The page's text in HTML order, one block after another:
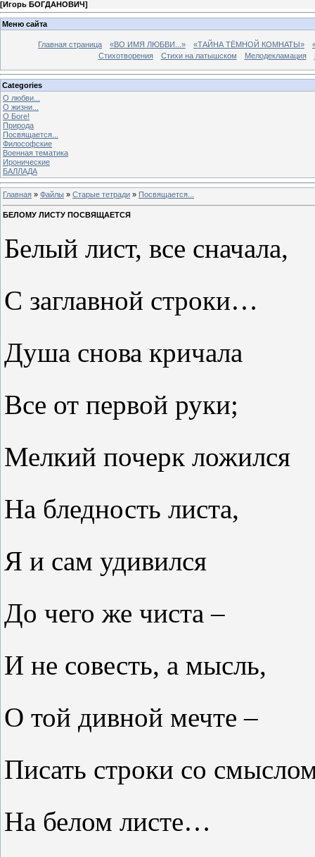
[Игорь БОГДАНОВИЧ]
Меню сайта
Главная страница «ВО ИМЯ ЛЮБВИ...» «ТАЙНА ТЁМНОЙ КОМНАТЫ»
Стихотворения
Стихи на латышском Мелодекламация
Categories
О любви...
О жизни...
О Боге!
Природа
Посвящается...
Философские
Военная тематика
Иронические
БАЛЛАДА
Главная » Файлы » Старые тетради » Посвящается...
БЕЛОМУ ЛИСТУ ПОСВЯЩАЕТСЯ
Белый лист, все сначала,
С заглавной строки…
Душа снова кричала
Все от первой руки;
Мелкий почерк ложился
На бледность листа,
Я и сам удивился
До чего же чиста –
И не совесть, а мысль,
О той дивной мечте –
Писать строки со
На белом листе…